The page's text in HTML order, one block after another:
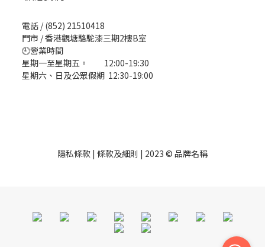
電話 / (852) 21510418
門市 / 香港觀塘駱駝漆三期2樓B室
🕘營業時間
星期一至星期五。 12:00-19:30
星期六、日及公眾假期 12:30-19:00
隱私條款 | 條款及細則 | 2023 © 品牌名稱